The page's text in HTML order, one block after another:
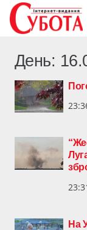
День:
На